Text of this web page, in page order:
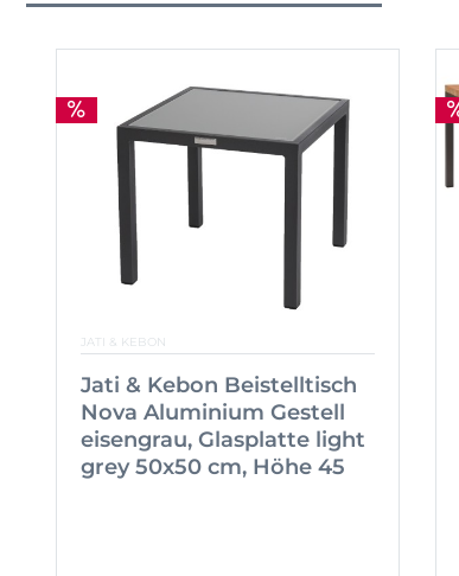
JATI & KEBON
Jati & Kebon Beistelltisch
Nova Aluminium Gestell
eisengrau, Glasplatte light
grey 50x50 cm, Höhe 45